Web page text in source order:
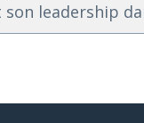
leadership